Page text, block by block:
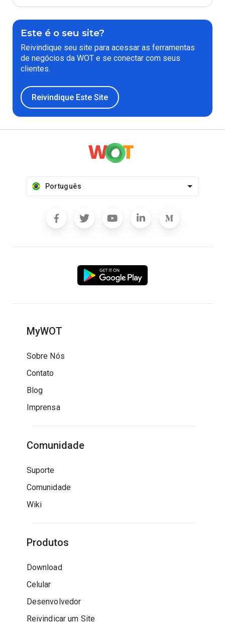
Este é o seu site?
Reivindique seu site para acessar as ferramentas
de negócios da WOT e se conectar com seus
clientes.
Reivindique Este Site
Português
MyWOT
Sobre Nós
Contato
Blog
Imprensa
Comunidade
Suporte
Comunidade
Wiki
Produtos
Download
Celular
Desenvolvedor
Reivindicar um Site